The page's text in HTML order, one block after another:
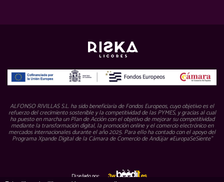
ALFONSO RIVILLAS S.L. ha sido beneficiaria de Fondos Europeos, cuyo objetivo es el
refuerzo del crecimiento sostenible y la competitividad de las PYMES, y gracias al cual
ha puesto en marcha un Plan de Acción con el objetivo de mejorar su competitividad
mediante la transformación digital, la promoción online y el comercio electrónico en
mercados internacionales durante el año 2025. Para ello ha contado con el apoyo del
Programa Xpande Digital de la Cámara de Comercio de Andújar #EuropaSeSiente”
Diseñado por: